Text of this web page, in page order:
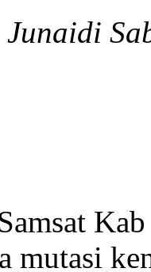
mutasi